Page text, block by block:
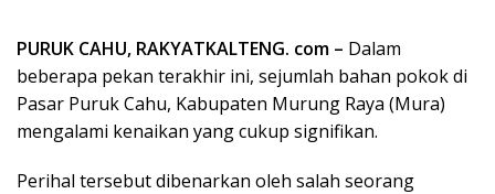
PURUK CAHU, RAKYATKALTENG. com – Dalam
beberapa pekan terakhir ini, sejumlah bahan pokok di
Pasar Puruk Cahu, Kabupaten Murung Raya (Mura)
mengalami kenaikan yang cukup signifikan.
Perihal tersebut dibenarkan oleh salah seorang